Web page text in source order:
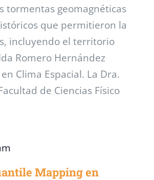
tormentas geomagnéticas
que permitieron la
incluyendo el territorio
Romero Hernández
Clima Espacial. La Dra.
de Ciencias Físico
Mapping en